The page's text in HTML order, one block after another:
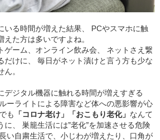
いる時間が増えた結果、 PCやスマホに触
えた方は多いですよね。
ゲーム、オンライン飲み会、 ネットさえ繋
だけに、 毎日がネット漬けと言う方も少な
。
デジタル機器に触れる時間が増えすぎる
ーライトによる障害など体への悪影響が心
も
「コロナ老け」「おこもり老化」 なんて
に、 巣籠生活には”老化”を加速させる危険
い自粛生活で、小じわが増えたり、口角が